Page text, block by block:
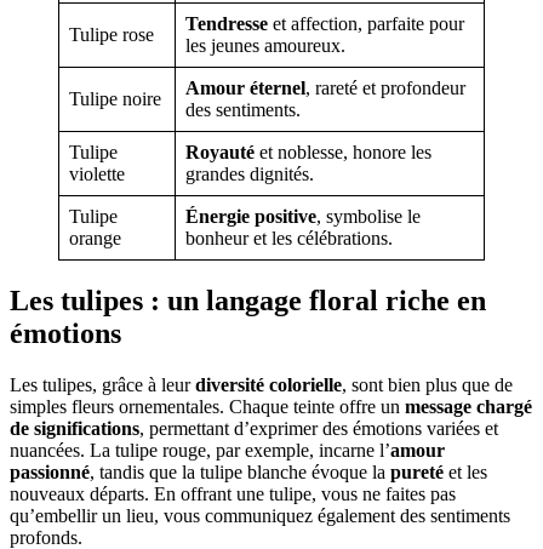
Tulipe rose
Tendresse et affection, parfaite pour
les jeunes amoureux.
Tulipe noire
Amour éternel, rareté et profondeur
des sentiments.
Tulipe
violette
Royauté et noblesse, honore les
grandes dignités.
Tulipe
orange
Énergie positive, symbolise le
bonheur et les célébrations.
Les tulipes : un langage floral riche en
émotions
Les tulipes, grâce à leurdiversité colorielle, sont bien plus que de
simples fleurs ornementales. Chaque teinte offre un message chargé
de significations, permettant d’exprimer des émotions variées et
nuancées. La tulipe rouge, par exemple, incarne l’amour
passionné, tandis que la tulipe blanche évoque la pureté et les
nouveaux départs. En offrant une tulipe, vous ne faites pas
qu’embellir un lieu, vous communiquez également des sentiments
profonds.